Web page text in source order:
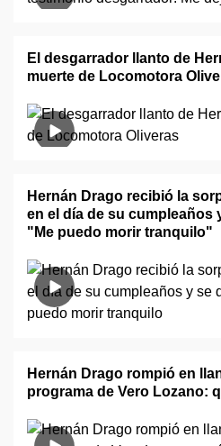
El desgarrador llanto de
muerte de Locomotora
Hernán Drago recibió la
en el día de su cumpleaños
"Me puedo morir tranquilo"
Hernán Drago rompió en
programa de Vero Lozano: